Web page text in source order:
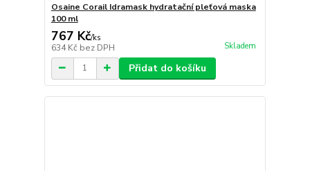
Osaine Corail Idramask hydratační pleťová maska
100 ml
767 Kč/ks
634 Kč bez DPH Skladem
Přidat do košíku